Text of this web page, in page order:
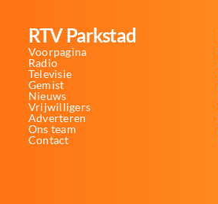
RTV Parkstad
Voorpagina
Radio
Televisie
Gemist
Nieuws
Vrijwilligers
Adverteren
Ons team
Contact